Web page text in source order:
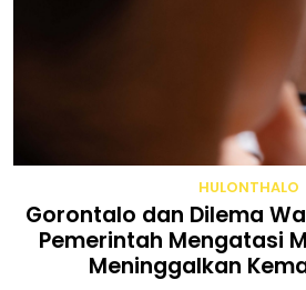
HULONTHALO
Gorontalo dan Dilema
Pemerintah Mengatasi
Meninggalkan